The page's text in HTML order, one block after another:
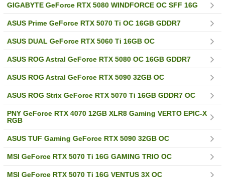
GIGABYTE GeForce RTX 5080 WINDFORCE OC SFF 16G
ASUS Prime GeForce RTX 5070 Ti OC 16GB GDDR7
ASUS DUAL GeForce RTX 5060 Ti 16GB OC
ASUS ROG Astral GeForce RTX 5080 OC 16GB GDDR7
ASUS ROG Astral GeForce RTX 5090 32GB OC
ASUS ROG Strix GeForce RTX 5070 Ti 16GB GDDR7 OC
PNY GeForce RTX 4070 12GB XLR8 Gaming VERTO EPIC-X
RGB
ASUS TUF Gaming GeForce RTX 5090 32GB OC
MSI GeForce RTX 5070 Ti 16G GAMING TRIO OC
MSI GeForce RTX 5070 Ti 16G VENTUS 3X OC